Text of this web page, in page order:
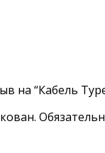
на “Кабель